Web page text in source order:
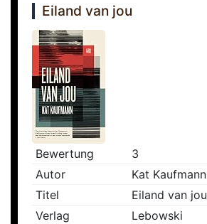
Eiland van jou
Bewertung
3
Autor
Kat Kaufmann
Titel
Eiland van jou
Verlag
Lebowski